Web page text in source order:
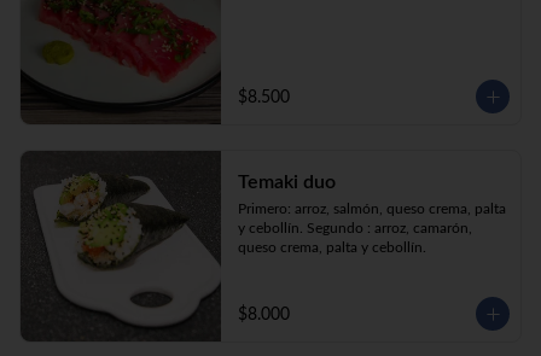
$8.500
Temaki duo
Primero: arroz, salmón, queso crema, palta
y cebollín. Segundo : arroz, camarón,
queso crema, palta y cebollín.
$8.000